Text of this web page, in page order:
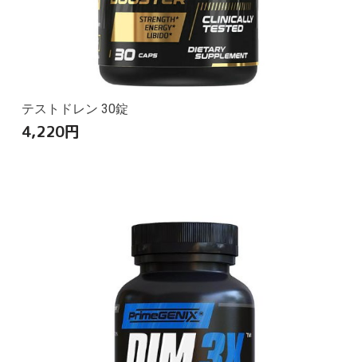
テストドレン 30錠
4,220円